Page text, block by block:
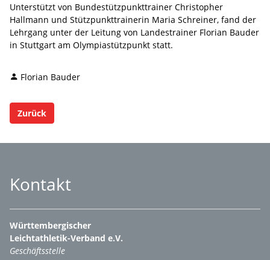
Unterstützt von Bundestützpunkttrainer Christopher
Hallmann und Stützpunkttrainerin Maria Schreiner, fand der
Lehrgang unter der Leitung von Landestrainer Florian Bauder
in Stuttgart am Olympiastützpunkt statt.
Florian Bauder
Zurück
Kontakt
Württembergischer
Leichtathletik-Verband e.V.
Geschäftsstelle